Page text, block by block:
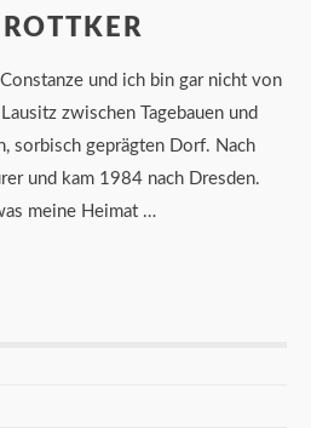
und ich bin gar nicht von
zwischen Tagebauen und
sorbisch geprägten Dorf. Nach
und kam 1984 nach Dresden.
meine Heimat …